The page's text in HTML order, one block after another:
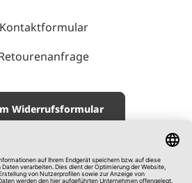
Kontaktformular
Widerrufsformular
Impressum